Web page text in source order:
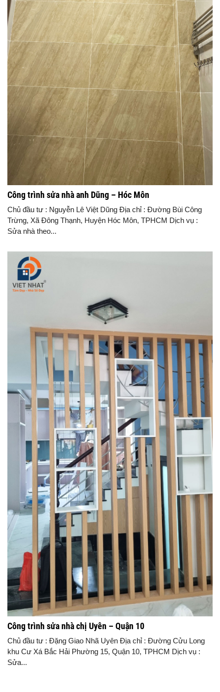
Công trình sửa nhà anh Dũng – Hóc Môn
Chủ đầu tư : Nguyễn Lê Việt Dũng Địa chỉ : Đường Bùi Công
Trừng, Xã Đông Thạnh, Huyện Hóc Môn, TPHCM Dịch vụ :
Sửa nhà theo...
Công trình sửa nhà chị Uyên – Quận 10
Chủ đầu tư : Đặng Giao Nhã Uyên Địa chỉ : Đường Cửu Long
khu Cư Xá Bắc Hải Phường 15, Quận 10, TPHCM Dịch vụ :
Sửa...